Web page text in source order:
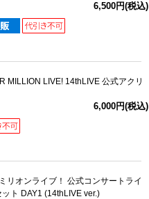
6,500円(税込)
MILLION LIVE! 14thLIVE 公式アクリ
6,000円(税込)
リオンライブ！ 公式コンサートライ
ット DAY1 (14thLIVE ver.)